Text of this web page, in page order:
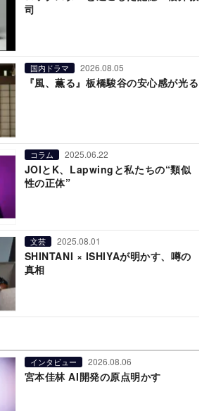
司
国内ドラマ 2026.08.05
『風、薫る』板橋駿谷の安心感が光る
コラム 2025.06.22
JOIとK、Lapwingと私たちの“類似
性の正体”
文芸 2025.08.01
SHINTANI × ISHIYAが明かす、噂の
真相
インタビュー 2026.08.06
宮本佳林 AI開発の原点明かす